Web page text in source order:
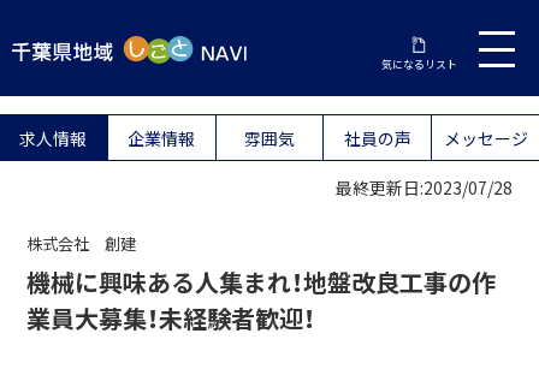
気になるリスト
求人情報 企業情報 雰囲気 社員の声 メッセージ
最終更新日:2023/07/28
株式会社 創建
機械に興味ある人集まれ！地盤改良工事の作
業員大募集！未経験者歓迎！